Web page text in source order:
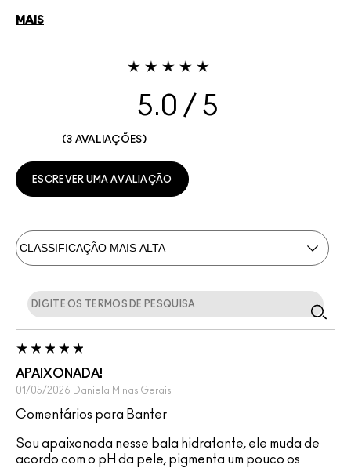
MAIS
5.0
3 AVALIAÇÕES
ESCREVER UMA AVALIAÇÃO
APAIXONADA!
01/05/2026 Daniela Minas Gerais
Comentários para Banter
Sou apaixonada nesse bala hidratante, ele muda de
acordo com o pH da pele, pigmenta um pouco os